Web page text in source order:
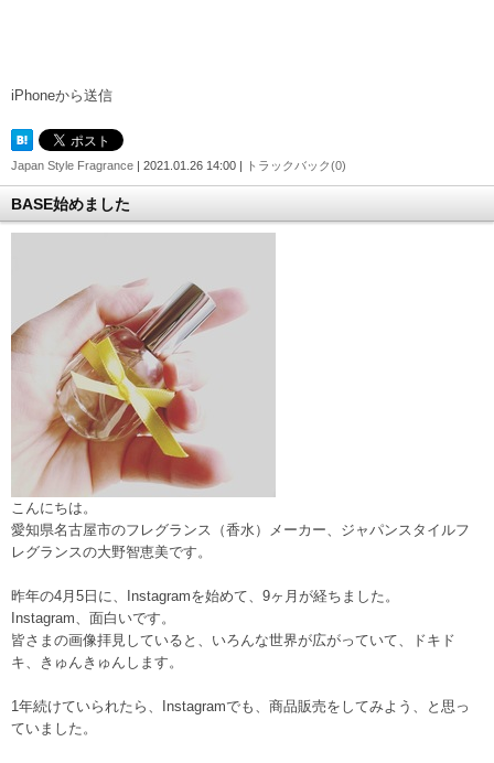
iPhoneから送信
Japan Style Fragrance | 2021.01.26 14:00 | トラックバック(0)
BASE始めました
こんにちは。
愛知県名古屋市のフレグランス（香水）メーカー、ジャパンスタイルフ
レグランスの大野智恵美です。
昨年の4月5日に、Instagramを始めて、9ヶ月が経ちました。
Instagram、面白いです。
皆さまの画像拝見していると、いろんな世界が広がっていて、ドキド
キ、きゅんきゅんします。
1年続けていられたら、Instagramでも、商品販売をしてみよう、と思っ
ていました。